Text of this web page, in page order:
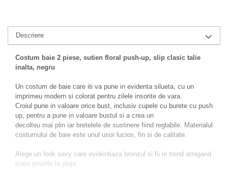
Descriere
Costum baie 2 piese, sutien floral push-up, slip clasic talie
inalta, negru
Un costum de baie care iti va pune in evidenta silueta, cu un
imprimeu modern si colorat pentru zilele insorite de vara.
Croiul pune in valoare orice bust, inclusiv cupele cu burete cu push
up, pentru a pune in valoare bustul si a crea un
decolteu mai plin iar bretelele de sustinere fiind reglabile. Materialul
costumului de baie este unul usor lucios, fin si de calitate.
Alege un look sexy care evidentiaza bronzul si fii in trend atragand
toate privirile la plaja.